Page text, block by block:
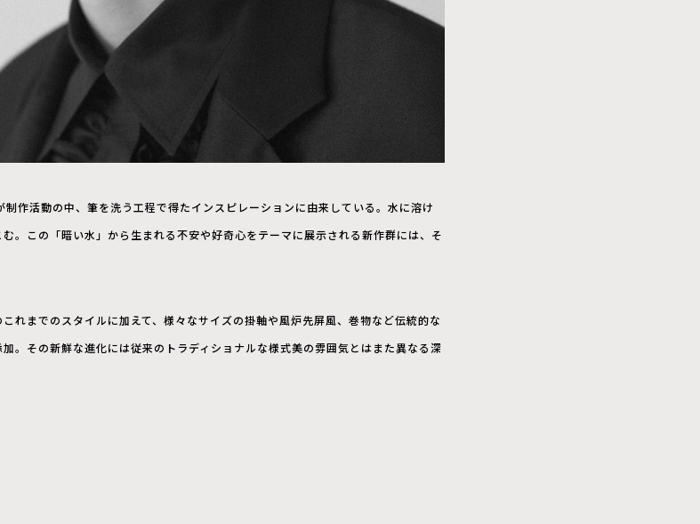
作活動の中、筆を洗う工程で得たインスピレーションに由来している。水に溶け
。この「暗い水」から生まれる不安や好奇心をテーマに展示される新作群には、そ
れまでのスタイルに加えて、様々なサイズの掛軸や風炉先屏風、巻物など伝統的な
。その新鮮な進化には従来のトラディショナルな様式美の雰囲気とはまた異なる深